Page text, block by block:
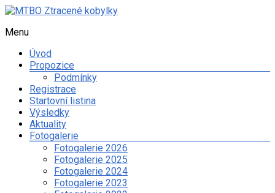
Skip
content
MTBO
Ztracené
kobylky
Web
organizaci
orientačního
závodu
sportovních
Menu
Úvod
Propozice
Podmínky
Registrace
Startovní listina
Výsledky
Aktuality
Fotogalerie
Fotogalerie 2026
Fotogalerie 2025
Fotogalerie 2024
Fotogalerie 2023